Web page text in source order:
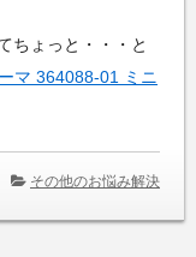
ちょっと・・・と
ーマ 364088-01 ミニ
その他のお悩み解決